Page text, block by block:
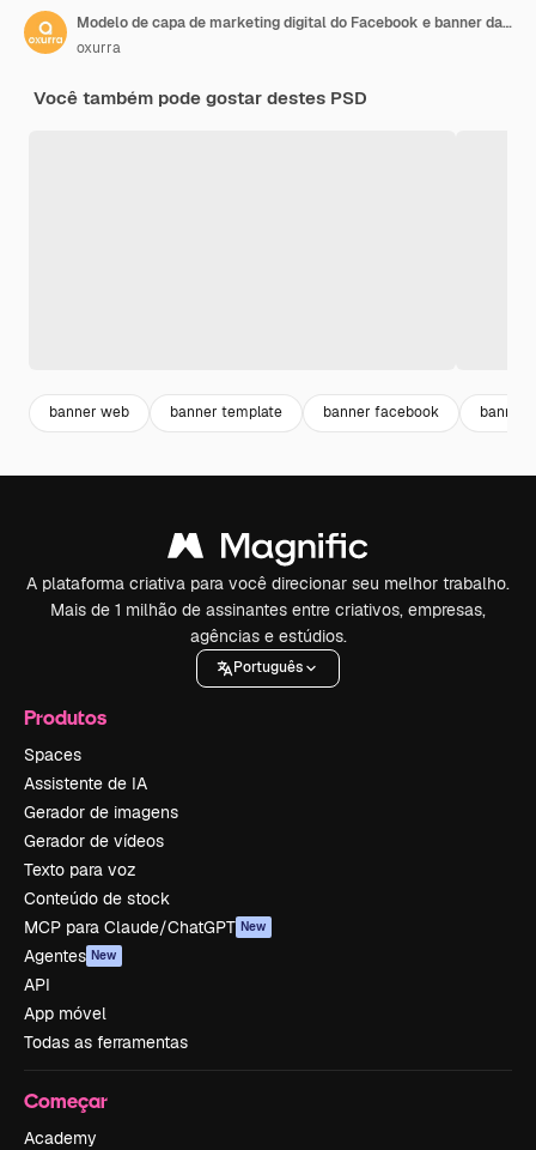
Modelo de capa de marketing digital do Facebook e banner da web
oxurra
Você também pode gostar destes PSD
banner web banner template banner facebook banner
A plataforma criativa para você direcionar seu melhor trabalho.
Mais de 1 milhão de assinantes entre criativos, empresas,
agências e estúdios.
Português
Produtos
Spaces
Assistente de IA
Gerador de imagens
Gerador de vídeos
Texto para voz
Conteúdo de stock
MCP para Claude/ChatGPT New
Agentes New
API
App móvel
Todas as ferramentas
Começar
Academy